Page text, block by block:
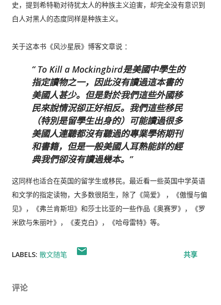
史，提到希特勒对待犹太人的种族主义迫害，却完全没有意识到
白人对黑人的态度同样是种族主义。
关于这本书《风沙星辰》博客文章说 ：
To Kill a Mockingbird是美國中學生的
指定讀物之一，因此沒有讀過這本書的
美國人甚少。但是對於我們這些外國移
民來說情況卻正好相反。我們這些移民
（特別是留學生出身的）可能讀過很多
美國人連聽都沒有聽過的專業學術期刊
和書籍，但是一般美國人耳熟能詳的經
典我們卻沒有讀過幾本。
这同样也适合在英国的留学生或移民。最近看一些英国中学英语
和文学的指定读物，大多数很陌生，除了《简爱》 ，《傲慢与偏
见》，《弗兰肯斯坦》和莎士比亚的一些作品《奥赛罗》，《罗
米欧与朱丽叶》，《麦克白》，《哈母雷特》等。
LABELS: 散文随笔 共享
评论